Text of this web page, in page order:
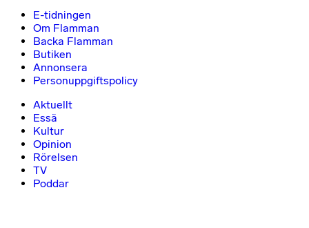
E-tidningen
Om Flamman
Backa Flamman
Butiken
Annonsera
Personuppgiftspolicy
Aktuellt
Essä
Kultur
Opinion
Rörelsen
TV
Poddar